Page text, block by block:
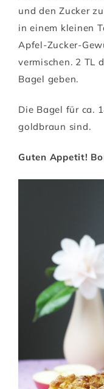
und den Zucker
in einem kleinen
Apfel-Zucker-
vermischen. 2 TL
Bagel geben.
Die Bagel für ca.
goldbraun sind.
Guten Appetit!